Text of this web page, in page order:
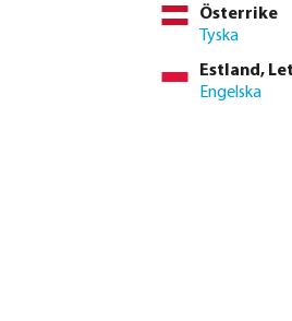
Brett
i mer än 120 länder över hela
Österrike
Tyska
Estland,
Engelska